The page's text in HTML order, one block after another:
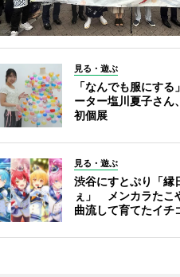
見る・遊ぶ
「なんでも服にする
ーター塩川夏子さん
初個展
見る・遊ぶ
渋谷にすとぷり「縁
ぇ」 メンカラたこ
曲流して育てたイチ